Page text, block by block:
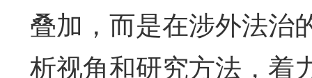
叠加，而是在涉外法治
析视角和研究方法，着